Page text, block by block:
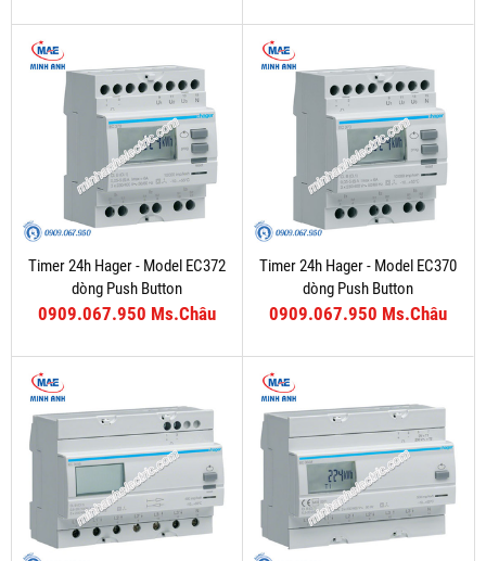
Timer 24h Hager - Model EC372
dòng Push Button
0909.067.950 Ms.Châu
Timer 24h Hager - Model EC370
dòng Push Button
0909.067.950 Ms.Châu